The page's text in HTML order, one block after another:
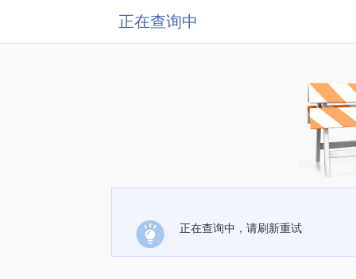
正在查询中
正在查询中，请刷新重试